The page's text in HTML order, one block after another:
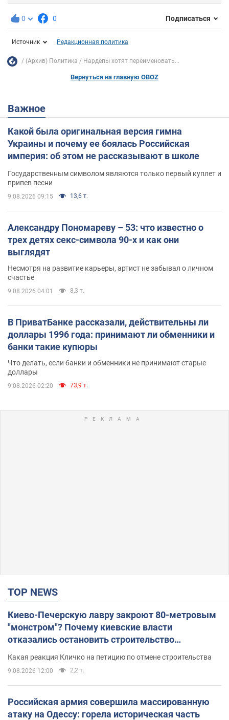
0 0 Подписаться
Источник Редакционная политика
(Архив) Политика Нардепы хотят переименовать...
Вернуться на главную OBOZ
Важное
Какой была оригинальная версия гимна
Украины и почему ее боялась Российская
империя: об этом не рассказывают в школе
Государственным символом являются только первый куплет и
припев песни
9.08.2026 09:15 13,6 т.
Александру Пономареву – 53: что известно о
трех детях секс-символа 90-х и как они
выглядят
Несмотря на развитие карьеры, артист не забывал о личном
счастье
9.08.2026 04:01 8,3 т.
В ПриватБанке рассказали, действительны ли
доллары 1996 года: принимают ли обменники и
банки такие купюры
Что делать, если банки и обменники не принимают старые
доллары
9.08.2026 02:20 73,9 т.
TOP NEWS
Киево-Печерскую лавру закроют 80-метровым
"монстром"? Почему киевские власти
отказались остановить строительство
Какая реакция Кличко на петицию по отмене строительства
9.08.2026 12:00 2,2 т.
Российская армия совершила массированную
атаку на Одессу: горела историческая часть